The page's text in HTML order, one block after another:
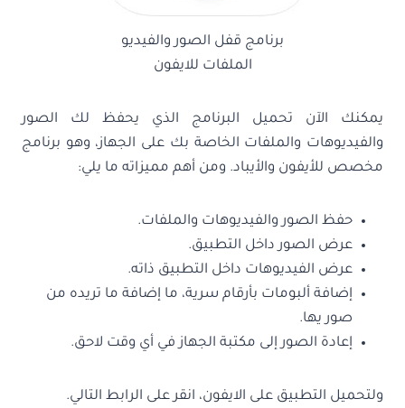
برنامج قفل الصور والفيديو
الملفات للايفون
يمكنك الآن تحميل البرنامج الذي يحفظ لك الصور
والفيديوهات والملفات الخاصة بك على الجهاز، وهو برنامج
مخصص للأيفون والأيباد. ومن أهم مميزاته ما يلي:
حفظ الصور والفيديوهات والملفات.
عرض الصور داخل التطبيق.
عرض الفيديوهات داخل التطبيق ذاته.
إضافة ألبومات بأرقام سرية، ما إضافة ما تريده من
صور يها.
إعادة الصور إلى مكتبة الجهاز في أي وقت لاحق.
ولتحميل التطبيق على الايفون، انقر على الرابط التالي.